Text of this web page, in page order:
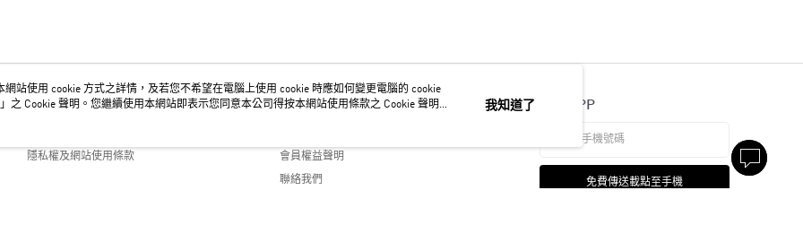
關於我們
隱私權及網站使用條款
客服資訊
會員權益聲明
聯絡我們
官方APP
免費傳送載點至手機
站使用 cookie 方式之詳情，及若您不希望在電腦上使用 cookie 時應如何變更電腦的 cookie
」之 Cookie 聲明。您繼續使用本網站即表示您同意本公司得按本網站使用條款之 Cookie 聲明使
我知道了